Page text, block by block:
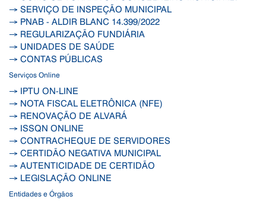
→ SERVIÇO DE INSPEÇÃO MUNICIPAL
→ PNAB - ALDIR BLANC 14.399/2022
→ REGULARIZAÇÃO FUNDIÁRIA
→ UNIDADES DE SAÚDE
→ CONTAS PÚBLICAS
Serviços Online
→ IPTU ON-LINE
→ NOTA FISCAL ELETRÔNICA (NFE)
→ RENOVAÇÃO DE ALVARÁ
→ ISSQN ONLINE
→ CONTRACHEQUE DE SERVIDORES
→ CERTIDÃO NEGATIVA MUNICIPAL
→ AUTENTICIDADE DE CERTIDÃO
→ LEGISLAÇÃO ONLINE
Entidades e Órgãos